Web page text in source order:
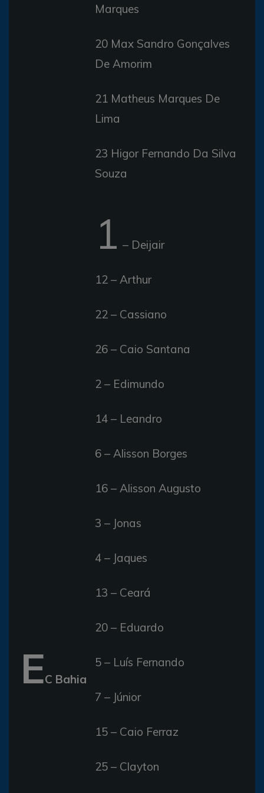
Marques
20 Max Sandro Gonçalves
De Amorim
21 Matheus Marques De
Lima
23 Higor Fernando Da Silva
Souza
EC Bahia
1 – Deijair
12 – Arthur
22 – Cassiano
26 – Caio Santana
2 – Edimundo
14 – Leandro
6 – Alisson Borges
16 – Alisson Augusto
3 – Jonas
4 – Jaques
13 – Ceará
20 – Eduardo
5 – Luís Fernando
7 – Júnior
15 – Caio Ferraz
25 – Clayton